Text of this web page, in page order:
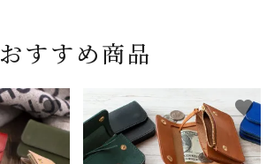
おすすめ商品
favorite favorite